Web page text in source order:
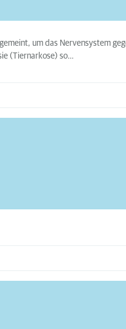
um das Nervensystem
(Tiernarkose) so…